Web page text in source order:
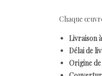
Chaque
Livraison
Délai de
Origine